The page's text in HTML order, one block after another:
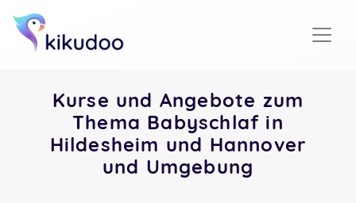
Kurse und Angebote zum
Thema Babyschlaf in
Hildesheim und Hannover
und Umgebung